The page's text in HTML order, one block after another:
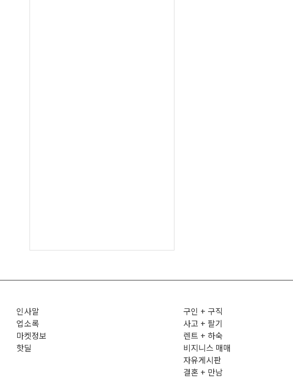
인사말
업소록
마켓정보
핫딜
구인 + 구직
사고 + 팔기
렌트 + 하숙
비지니스 매매
자유게시판
결혼 + 만남